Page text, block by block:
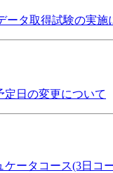
ータ取得試験の実施
定日の変更について
ケータコース(3日コ